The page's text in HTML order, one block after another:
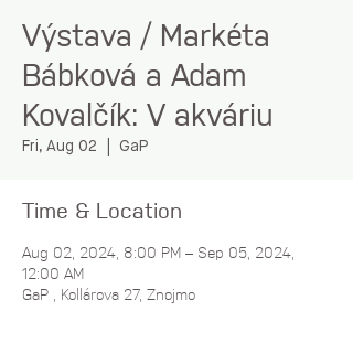
Výstava / Markéta
Bábková a Adam
Kovalčík: V akváriu
Fri, Aug 02 GaP
Time & Location
Aug 02, 2024, 8:00 PM – Sep 05, 2024,
12:00 AM
GaP , Kollárova 27, Znojmo